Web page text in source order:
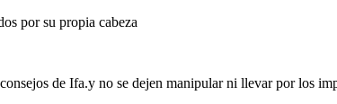
por su propia cabeza
de Ifa.y no se dejen manipular ni llevar por los